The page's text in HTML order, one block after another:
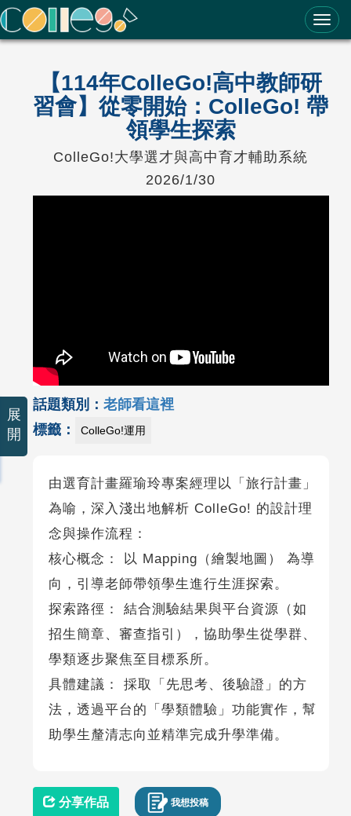
ColleGo! 大學選才與高中育才輔助系統
【114年ColleGo!高中教師研
習會】從零開始：ColleGo! 帶
領學生探索
ColleGo!大學選才與高中育才輔助系統
2026/1/30
話題類別： 老師看這裡
標籤：
ColleGo!運用
由選育計畫羅瑜玲專案經理以「旅行計畫」
為喻，深入淺出地解析 ColleGo! 的設計理
念與操作流程：
核心概念： 以 Mapping（繪製地圖） 為導
向，引導老師帶領學生進行生涯探索。
探索路徑： 結合測驗結果與平台資源（如
招生簡章、審查指引），協助學生從學群、
學類逐步聚焦至目標系所。
具體建議： 採取「先思考、後驗證」的方
法，透過平台的「學類體驗」功能實作，幫
助學生釐清志向並精準完成升學準備。
分享作品 我想投稿
展
開